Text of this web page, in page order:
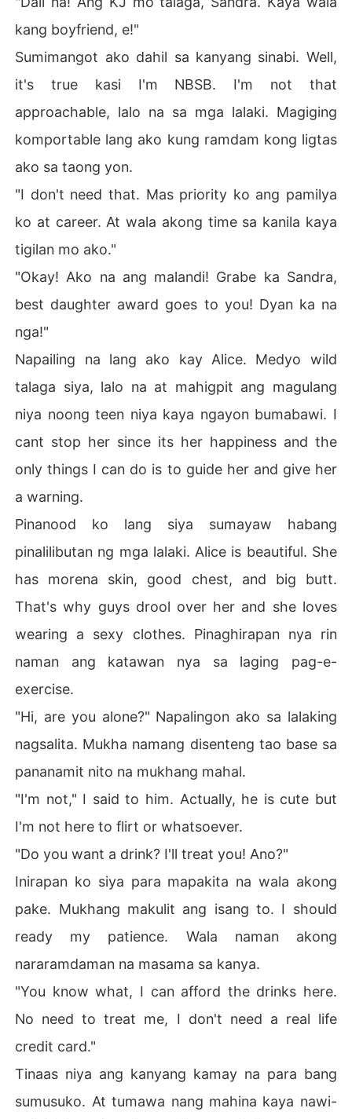
kang boyfriend, e!"
Sumimangot ako dahil sa kanyang sinabi. Well,
it's true kasi I'm NBSB. I'm not that
approachable, lalo na sa mga lalaki. Magiging
komportable lang ako kung ramdam kong ligtas
ako sa taong yon.
"I don't need that. Mas priority ko ang pamilya
ko at career. At wala akong time sa kanila kaya
tigilan mo ako."
"Okay! Ako na ang malandi! Grabe ka Sandra,
best daughter award goes to you! Dyan ka na
nga!"
Napailing na lang ako kay Alice. Medyo wild
talaga siya, lalo na at mahigpit ang magulang
niya noong teen niya kaya ngayon bumabawi. I
cant stop her since its her happiness and the
only things I can do is to guide her and give her
a warning.
Pinanood ko lang siya sumayaw habang
pinalilibutan ng mga lalaki. Alice is beautiful. She
has morena skin, good chest, and big butt.
That's why guys drool over her and she loves
wearing a sexy clothes. Pinaghirapan nya rin
naman ang katawan nya sa laging pag-e-
exercise.
"Hi, are you alone?" Napalingon ako sa lalaking
nagsalita. Mukha namang disenteng tao base sa
pananamit nito na mukhang mahal.
"I'm not," I said to him. Actually, he is cute but
I'm not here to flirt or whatsoever.
"Do you want a drink? I'll treat you! Ano?"
Inirapan ko siya para mapakita na wala akong
pake. Mukhang makulit ang isang to. I should
ready my patience. Wala naman akong
nararamdaman na masama sa kanya.
"You know what, I can afford the drinks here.
No need to treat me, I don't need a real life
credit card."
Tinaas niya ang kanyang kamay na para bang
sumusuko. At tumawa nang mahina kaya nawi-